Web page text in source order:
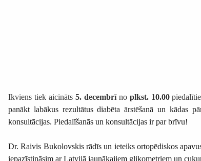
Ikviens tiek aicināts 5. decembrī no plkst. 10.00
panākt labākus rezultātus diabēta ārstēšanā un kādas
konsultācijas. Piedalīšanās un konsultācijas ir par brīvu!
Dr. Raivis Bukolovskis rādīs un ieteiks ortopēdiskos
iepazīstināsim ar Latvijā jaunākajiem glikometriem un